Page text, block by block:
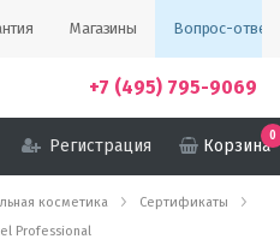
Магазины Вопрос-ответ
+7 (495) 795-9069
Регистрация Корзина
0
косметика
Сертификаты
Professional